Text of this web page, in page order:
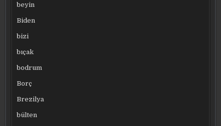
beyin
Biden
bizi
bıçak
bodrum
Borç
Brezilya
bülten